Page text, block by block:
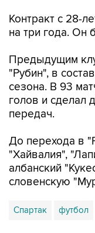
Контракт с 28-
на три года. Он
Предыдущим
"Рубин", в
сезона. В 93
голов и сделал
передач.
До перехода в
"Хайвалия",
албанский
словенскую
Спартак футбол